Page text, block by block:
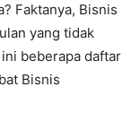
Faktanya, Bisnis
yang tidak
beberapa daftar
Bisnis